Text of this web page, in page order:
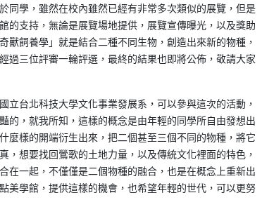
同學，雖然在校內雖然已經有非常多次類似的展覽，但是
的支持，無論是展覽場地提供，展覽宣傳曝光，以及獎助
飼養學」就是結合二種不同生物，創造出來新的物種，
過三位評審一輪評選，最終的結果也即將公佈，敬請大家
立台北科技大學文化事業發展系，可以參與這次的活動，
的，就我所知，這樣的概念是由年輕的同學所自由發想出
麼樣的開端衍生出來，把二個甚至三個不同的物種，將它
想要找回鶯歌的土地力量，以及傳統文化裡面的特色，
在一起，不僅僅是二個物種的融合，也是在概念上重新出
美學館，提供這樣的機會，也希望年輕的世代，可以更努